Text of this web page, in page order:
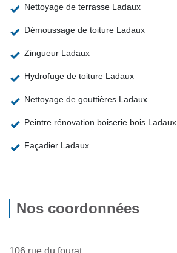
Nettoyage de terrasse Ladaux
Démoussage de toiture Ladaux
Zingueur Ladaux
Hydrofuge de toiture Ladaux
Nettoyage de gouttières Ladaux
Peintre rénovation boiserie bois Ladaux
Façadier Ladaux
Nos coordonnées
106 rue du fourat